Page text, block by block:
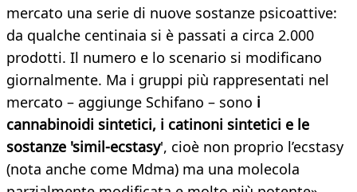
mercato una serie di nuove sostanze psicoattive:
da qualche centinaia si è passati a circa 2.000
prodotti. Il numero e lo scenario si modificano
giornalmente. Ma i gruppi più rappresentati nel
mercato – aggiunge Schifano – sono i
cannabinoidi sintetici, i catinoni sintetici e le
sostanze 'simil-ecstasy', cioè non proprio l’ecstasy
(nota anche come Mdma) ma una molecola